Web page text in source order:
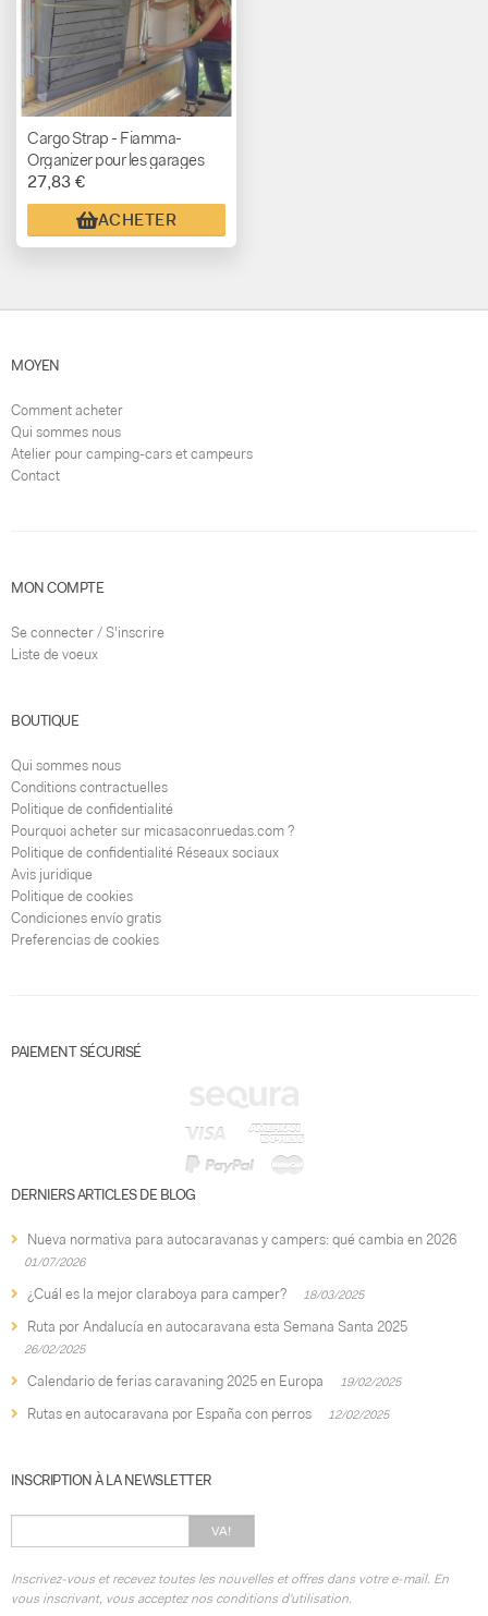
Cargo Strap - Fiamma-
Organizer pour les garages
27,83 €
ACHETER
MOYEN
Comment acheter
Qui sommes nous
Atelier pour camping-cars et campeurs
Contact
MON COMPTE
Se connecter / S'inscrire
Liste de voeux
BOUTIQUE
Qui sommes nous
Conditions contractuelles
Politique de confidentialité
Pourquoi acheter sur micasaconruedas.com ?
Politique de confidentialité Réseaux sociaux
Avis juridique
Politique de cookies
Condiciones envío gratis
Preferencias de cookies
PAIEMENT SÉCURISÉ
DERNIERS ARTICLES DE BLOG
Nueva normativa para autocaravanas y campers: qué cambia en 2026
01/07/2026
¿Cuál es la mejor claraboya para camper? 18/03/2025
Ruta por Andalucía en autocaravana esta Semana Santa 2025
26/02/2025
Calendario de ferias caravaning 2025 en Europa 19/02/2025
Rutas en autocaravana por España con perros 12/02/2025
INSCRIPTION À LA NEWSLETTER
VA!
Inscrivez-vous et recevez toutes les nouvelles et offres dans votre e-mail. En
vous inscrivant, vous acceptez nos conditions d'utilisation.